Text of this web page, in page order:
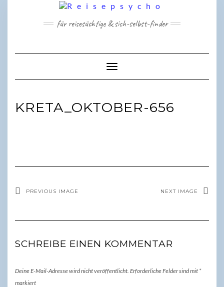
für reisesüchtige & sich-selbst-finder
Toggle Navigation
KRETA_OKTOBER-656
PREVIOUS IMAGE NEXT IMAGE
SCHREIBE EINEN KOMMENTAR
Deine E-Mail-Adresse wird nicht veröffentlicht. Erforderliche Felder sind mit *
markiert